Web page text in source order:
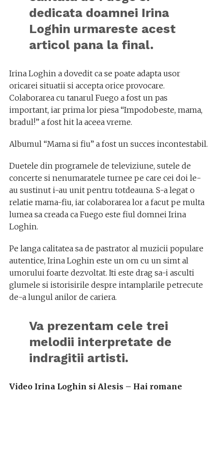
dedicata doamnei Irina
Loghin urmareste acest
articol pana la final.
Irina Loghin a dovedit ca se poate adapta usor
oricarei situatii si accepta orice provocare.
Colaborarea cu tanarul Fuego a fost un pas
important, iar prima lor piesa “Impodobeste, mama,
bradul!” a fost hit la aceea vreme.
Albumul “Mama si fiu” a fost un succes incontestabil.
Duetele din programele de televiziune, sutele de
concerte si nenumaratele turnee pe care cei doi le-
au sustinut i-au unit pentru totdeauna. S-a legat o
relatie mama-fiu, iar colaborarea lor a facut pe multa
lumea sa creada ca Fuego este fiul domnei Irina
Loghin.
Pe langa calitatea sa de pastrator al muzicii populare
autentice, Irina Loghin este un om cu un simt al
umorului foarte dezvoltat. Iti este drag sa-i asculti
glumele si istorisirile despre intamplarile petrecute
de-a lungul anilor de cariera.
Va prezentam cele trei
melodii interpretate de
indragitii artisti.
Video Irina Loghin si Alesis – Hai romane